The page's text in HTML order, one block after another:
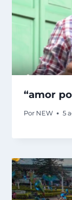
“amor
Por NEW 5